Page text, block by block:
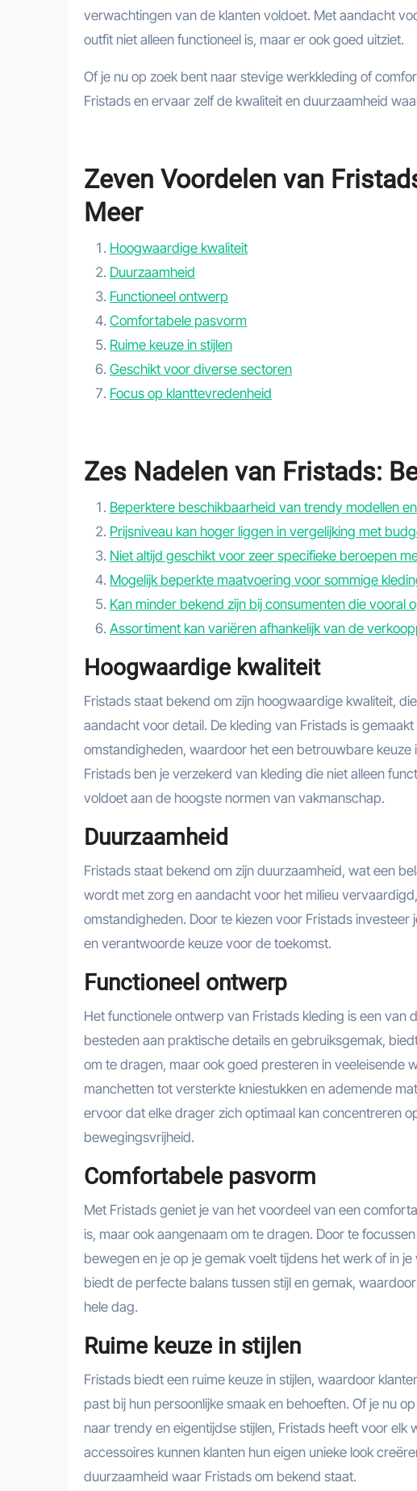
verwachtingen van de klanten voldoet. Met aandacht
outfit niet alleen functioneel is, maar er ook goed uitziet.
Of je nu op zoek bent naar stevige werkkleding of
Fristads en ervaar zelf de kwaliteit en duurzaamheid
Zeven Voordelen van
Meer
Hoogwaardige kwaliteit
Duurzaamheid
Functioneel ontwerp
Comfortabele pasvorm
Ruime keuze in stijlen
Geschikt voor diverse sectoren
Focus op klanttevredenheid
Zes Nadelen van Fristads:
Beperktere beschikbaarheid van trendy modellen
Prijsniveau kan hoger liggen in vergelijking met
Niet altijd geschikt voor zeer specifieke beroepen
Mogelijk beperkte maatvoering voor sommige
Kan minder bekend zijn bij consumenten die vooral
Assortiment kan variëren afhankelijk van de
Hoogwaardige kwaliteit
Fristads staat bekend om zijn hoogwaardige kwaliteit,
aandacht voor detail. De kleding van Fristads is
omstandigheden, waardoor het een betrouwbare
Fristads ben je verzekerd van kleding die niet alleen
voldoet aan de hoogste normen van vakmanschap.
Duurzaamheid
Fristads staat bekend om zijn duurzaamheid, wat een
wordt met zorg en aandacht voor het milieu
omstandigheden. Door te kiezen voor Fristads
en verantwoorde keuze voor de toekomst.
Functioneel ontwerp
Het functionele ontwerp van Fristads kleding is een
besteden aan praktische details en gebruiksgemak,
om te dragen, maar ook goed presteren in veeleisende
manchetten tot versterkte kniestukken en ademende
ervoor dat elke drager zich optimaal kan concentreren
bewegingsvrijheid.
Comfortabele pasvorm
Met Fristads geniet je van het voordeel van een
is, maar ook aangenaam om te dragen. Door te
bewegen en je op je gemak voelt tijdens het werk of in
biedt de perfecte balans tussen stijl en gemak,
hele dag.
Ruime keuze in stijlen
Fristads biedt een ruime keuze in stijlen, waardoor
past bij hun persoonlijke smaak en behoeften. Of je nu
naar trendy en eigentijdse stijlen, Fristads heeft voor
accessoires kunnen klanten hun eigen unieke look
duurzaamheid waar Fristads om bekend staat.